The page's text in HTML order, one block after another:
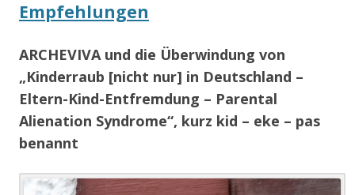
Empfehlungen
ARCHEVIVA und die Überwindung von
„Kinderraub [nicht nur] in Deutschland –
Eltern-Kind-Entfremdung – Parental
Alienation Syndrome“, kurz kid – eke – pas
benannt